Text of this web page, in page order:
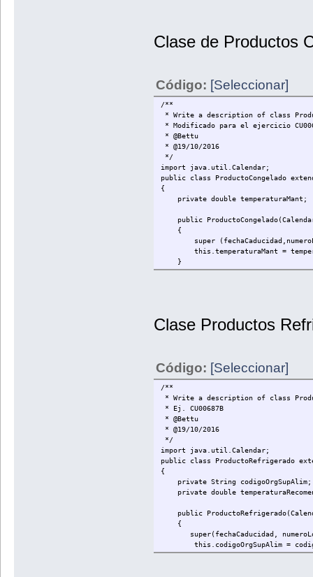
Clase de Productos
Código: [Seleccionar]
/**
* Write a description of class
* Modificado para el ejercicio
* @Bettu
* @19/10/2016
*/
import java.util.Calendar;
public class ProductoCongelado
{
private double temperaturaMant;
public
{
super
this.temperaturaMant =
}
public ProductoCongelado() {
public void
System.out.println("Su
}
Clase Productos
Código: [Seleccionar]
/**
* Write a description of class
* Ej. CU00687B
* @Bettu
* @19/10/2016
*/
import java.util.Calendar;
public class ProductoRefrigerado
{
private String codigoOrgSupAlim;
private double
public
{
super(fechaCaducidad,
this.codigoOrgSupAlim =
this.temperaturaRecomendada =